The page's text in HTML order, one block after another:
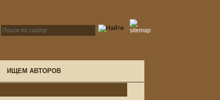
ИЩЕМ АВТОРОВ